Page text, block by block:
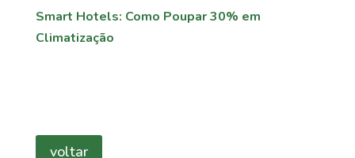
Smart Hotels: Como Poupar 30% em
Climatização
voltar